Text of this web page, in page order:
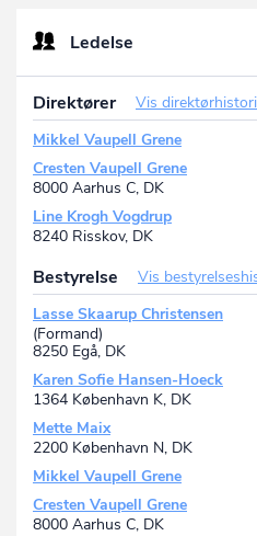
Søstrene Grene
P-nr.: 1030132757
Finlandsgade 17, 8200 Aarhus
Søstrene Grenes Import A/S
P-nr.: 1022238236
Åboulevarden 21, 8000 Aarhus C,
Logistikparken
P-nr.: 1022948314
Logistikparken 2, 8220 Brabrand,
SØSTRENE GRENE
P-nr.: 1026602404
Søstrene Grene økonomimarked
P-nr.: 1026602439
Søndergade 11, 8000 Aarhus C,
Fiskergade 73
P-nr.: 1031920678
Fiskergade 73, 8000 Aarhus C, DK
Rosbjergvej
P-nr.: 1032086515
Rosbjergvej 4, 8220 Brabrand, DK
Ledelse
Direktører
Vis
Mikkel Vaupell Grene
Cresten Vaupell Grene
8000 Aarhus C, DK
Line Krogh Vogdrup
8240 Risskov, DK
Bestyrelse
Vis
Lasse Skaarup Christensen
(Formand)
8250 Egå, DK
Karen Sofie Hansen-Hoeck
1364 København K, DK
Mette Maix
2200 København N, DK
Mikkel Vaupell Grene
Cresten Vaupell Grene
8000 Aarhus C, DK